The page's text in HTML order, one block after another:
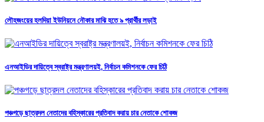
লৌহজংয়ের হলদিয়া ইউনিয়নে নৌকার মাঝি হতে ৯ প্রার্থীর লড়াই
এনআইডির দায়িত্বে স্বরাষ্ট্র মন্ত্রণালয়ই, নির্বাচন কমিশনকে ফের চিঠি
পঞ্চগড়ে ছাত্রদল নেতাদের বহিস্কারের প্রতিবাদ করায় চার নেতাকে শোকজ